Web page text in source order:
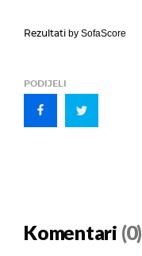
Rezultati by SofaScore
PODIJELI
Komentari (0)